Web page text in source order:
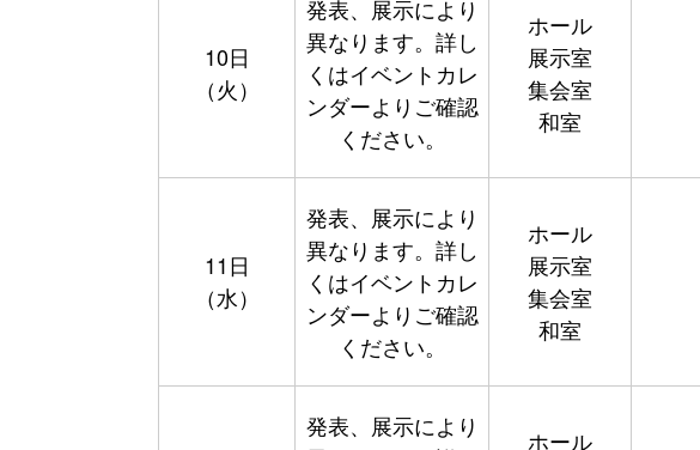
10日
（火）
発表、展示により
異なります。詳し
くはイベントカレ
ンダーよりご確認
ください。
ホール
展示室
集会室
和室
11日
（水）
発表、展示により
異なります。詳し
くはイベントカレ
ンダーよりご確認
ください。
ホール
展示室
集会室
和室
発表、展示により
ホール